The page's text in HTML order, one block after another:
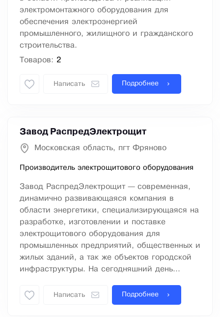
электромонтажного оборудования для
обеспечения электроэнергией
промышленного, жилищного и гражданского
строительства.
Товаров: 2
Написать Подробнее
Завод РаспредЭлектрощит
Московская область, пгт Фряново
Производитель электрощитового оборудования
Завод РаспредЭлектрощит — современная,
динамично развивающаяся компания в
области энергетики, специализирующаяся на
разработке, изготовлении и поставке
электрощитового оборудования для
промышленных предприятий, общественных и
жилых зданий, а так же объектов городской
инфраструктуры. На сегодняшний день...
Написать Подробнее